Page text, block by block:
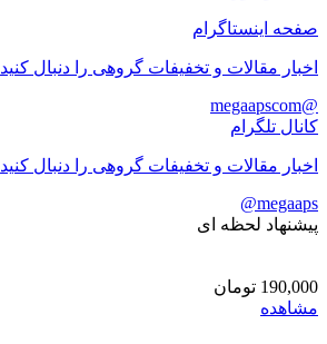
صفحه اینستاگرام
اخبار مقالات و تخفیفات گروهی را دنبال کنید
@megaapscom
کانال تلگرام
اخبار مقالات و تخفیفات گروهی را دنبال کنید
megaaps@
پیشنهاد لحظه ای
190,000 تومان
مشاهده